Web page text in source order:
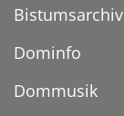
Bistumsarchiv
Dominfo
Dommusik